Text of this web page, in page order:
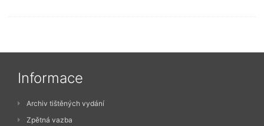
Informace
Archiv tištěných vydání
Zpětná vazba